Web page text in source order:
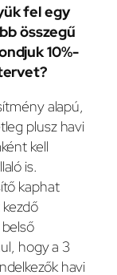
fel egy
összegű
10%-
alapú,
plusz havi
kell
is.
kaphat
hogy a 3
havi